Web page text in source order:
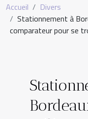
Accueil
Divers
Stationnement à
comparateur pour se